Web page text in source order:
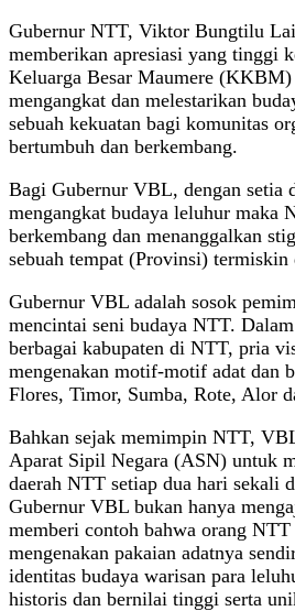
Gubernur NTT, Viktor Bungtilu
memberikan apresiasi yang tinggi
Keluarga Besar Maumere (KKBM)
mengangkat dan melestarikan
sebuah kekuatan bagi komunitas
bertumbuh dan berkembang.
Bagi Gubernur VBL, dengan setia
mengangkat budaya leluhur maka
berkembang dan menanggalkan
sebuah tempat (Provinsi) termiskin
Gubernur VBL adalah sosok
mencintai seni budaya NTT.
berbagai kabupaten di NTT, pria
mengenakan motif-motif adat dan
Flores, Timor, Sumba, Rote, Alor
Bahkan sejak memimpin NTT,
Aparat Sipil Negara (ASN) untuk
daerah NTT setiap dua hari sekali
Gubernur VBL bukan hanya
memberi contoh bahwa orang
mengenakan pakaian adatnya
identitas budaya warisan para
historis dan bernilai tinggi serta